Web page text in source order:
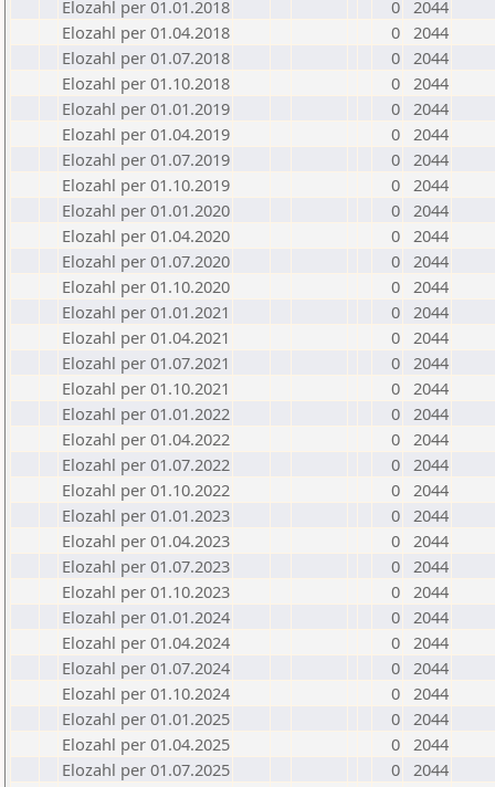
Elozahl per 01.01.2018
0 2044
Elozahl per 01.04.2018
0 2044
Elozahl per 01.07.2018
0 2044
Elozahl per 01.10.2018
0 2044
Elozahl per 01.01.2019
0 2044
Elozahl per 01.04.2019
0 2044
Elozahl per 01.07.2019
0 2044
Elozahl per 01.10.2019
0 2044
Elozahl per 01.01.2020
0 2044
Elozahl per 01.04.2020
0 2044
Elozahl per 01.07.2020
0 2044
Elozahl per 01.10.2020
0 2044
Elozahl per 01.01.2021
0 2044
Elozahl per 01.04.2021
0 2044
Elozahl per 01.07.2021
0 2044
Elozahl per 01.10.2021
0 2044
Elozahl per 01.01.2022
0 2044
Elozahl per 01.04.2022
0 2044
Elozahl per 01.07.2022
0 2044
Elozahl per 01.10.2022
0 2044
Elozahl per 01.01.2023
0 2044
Elozahl per 01.04.2023
0 2044
Elozahl per 01.07.2023
0 2044
Elozahl per 01.10.2023
0 2044
Elozahl per 01.01.2024
0 2044
Elozahl per 01.04.2024
0 2044
Elozahl per 01.07.2024
0 2044
Elozahl per 01.10.2024
0 2044
Elozahl per 01.01.2025
0 2044
Elozahl per 01.04.2025
0 2044
Elozahl per 01.07.2025
0 2044